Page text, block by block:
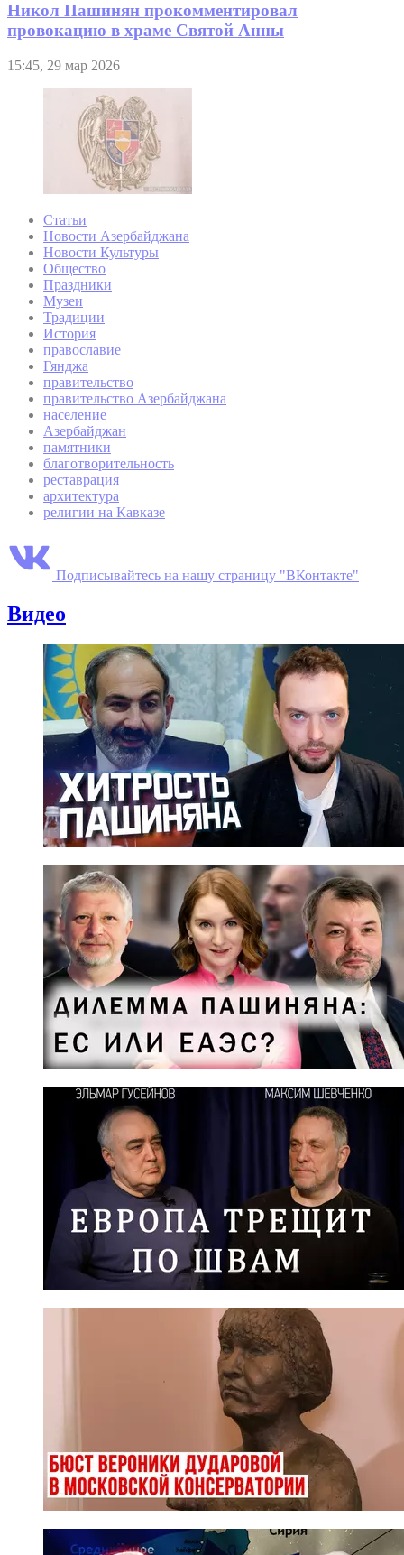
Никол Пашинян прокомментировал
провокацию в храме Святой Анны
15:45, 29 мар 2026
Статьи
Новости Азербайджана
Новости Культуры
Общество
Праздники
Музеи
Традиции
История
православие
Гянджа
правительство
правительство Азербайджана
население
Азербайджан
памятники
благотворительность
реставрация
архитектура
религии на Кавказе
Подписывайтесь на нашу страницу "ВКонтакте"
Видео